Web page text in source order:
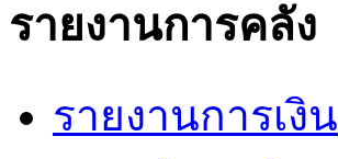
รายงานการคลัง
รายงานการเงิน